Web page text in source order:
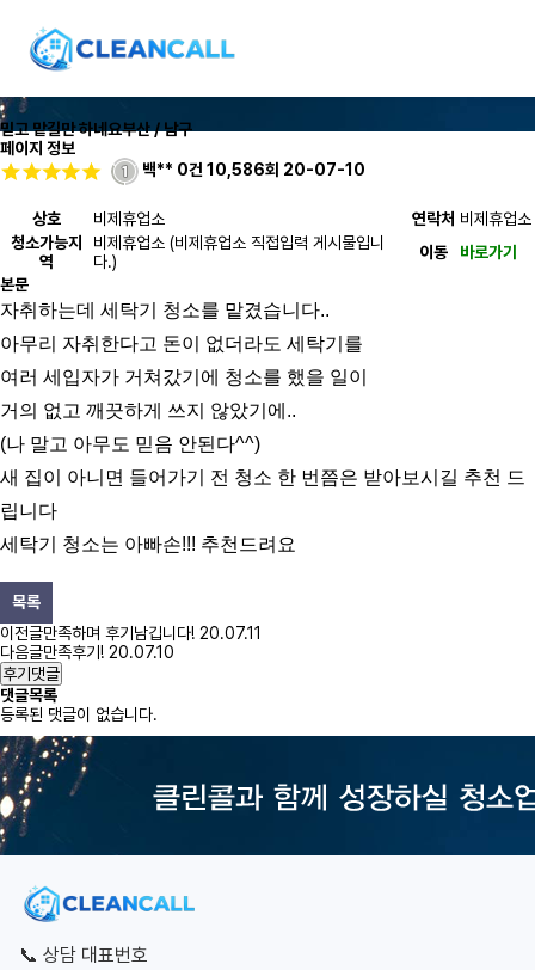
믿고 맡길만 하네요부산 / 남구
페이지 정보
백** 0건 10,586회 20-07-10
상호 비제휴업소 연락처 비제휴업소
청소가능지
역
비제휴업소 (비제휴업소 직접입력 게시물입니
다.)
이동
바로가기
본문
자취하는데 세탁기 청소를 맡겼습니다..
아무리 자취한다고 돈이 없더라도 세탁기를
여러 세입자가 거쳐갔기에 청소를 했을 일이
거의 없고 깨끗하게 쓰지 않았기에..
(나 말고 아무도 믿음 안된다^^)
새 집이 아니면 들어가기 전 청소 한 번쯤은 받아보시길 추천 드
립니다
세탁기 청소는 아빠손!!! 추천드려요
목록
이전글만족하며 후기남깁니다! 20.07.11
다음글만족후기! 20.07.10
후기댓글
댓글목록
등록된 댓글이 없습니다.
📞 상담 대표번호